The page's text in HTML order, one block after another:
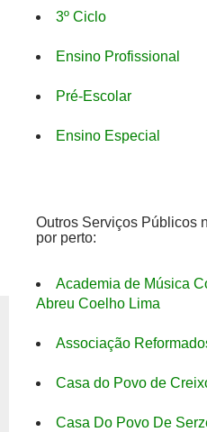
3º Ciclo
Ensino Profissional
Pré-Escolar
Ensino Especial
Outros Serviços Públicos
por perto:
Academia de Música
Abreu Coelho Lima
Associação
Casa do Povo de
Casa Do Povo De